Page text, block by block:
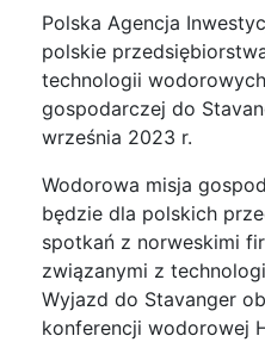
Polska Agencja
polskie
technologii
gospodarczej do
września 2023 r.
Wodorowa misja
będzie dla polskich
spotkań z norweskimi
związanymi z
Wyjazd do Stavanger
konferencji wodorowej